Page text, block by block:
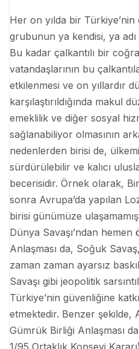
Her on yılda bir
grubunun ya kendisi, ya
Bu kadar çalkantılı bir
vatandaşlarının bu
etkilenmesi ve on yıllardır
karşılaştırıldığında makul
emeklilik ve diğer sosyal
sağlanabiliyor olmasının
nedenlerden birisi de,
sürdürülebilir ve kalıcı
becerisidir. Örnek olarak,
sonra Avrupa’da yapılan
birisi günümüze
Dünya Savaşı’ndan
Anlaşması da, Soğuk
zaman zaman ayarsız
Savaşı gibi jeopolitik
Türkiye’nin güvenliğine
etmektedir. Benzer şekilde,
Gümrük Birliği Anlaşması